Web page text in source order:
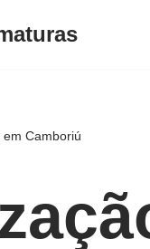
Camboriú